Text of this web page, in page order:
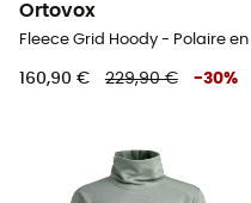
Ortovox
160,90 € 229,90 € -30%